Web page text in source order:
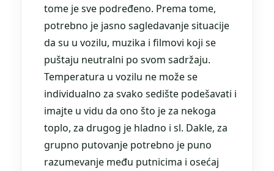
tome je sve podređeno. Prema tome,
potrebno je jasno sagledavanje situacije
da su u vozilu, muzika i filmovi koji se
puštaju neutralni po svom sadržaju.
Temperatura u vozilu ne može se
individualno za svako sedište podešavati i
imajte u vidu da ono što je za nekoga
toplo, za drugog je hladno i sl. Dakle, za
grupno putovanje potrebno je puno
razumevanje među putnicima i osećaj